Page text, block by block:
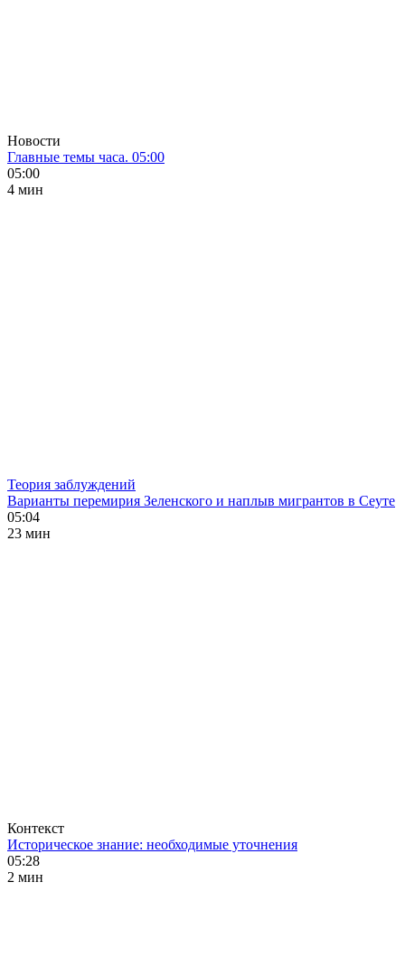
Новости
Главные темы часа. 05:00
05:00
4 мин
Теория заблуждений
Варианты перемирия Зеленского и наплыв мигрантов в Сеуте
05:04
23 мин
Контекст
Историческое знание: необходимые уточнения
05:28
2 мин